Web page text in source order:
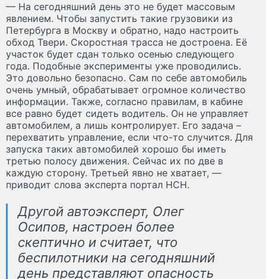
— На сегодняшний день это не будет массовым
явлением. Чтобы запустить такие грузовики из
Петербурга в Москву и обратно, надо настроить
обход Твери. Скоростная трасса не достроена. Её
участок будет сдан только осенью следующего
года. Подобные эксперименты уже проводились.
Это довольно безопасно. Сам по себе автомобиль
очень умный, обрабатывает огромное количество
информации. Также, согласно правилам, в кабине
все равно будет сидеть водитель. Он не управляет
автомобилем, а лишь контролирует. Его задача –
перехватить управление, если что-то случится. Для
запуска таких автомобилей хорошо бы иметь
третью полосу движения. Сейчас их по две в
каждую сторону. Третьей явно не хватает, —
приводит слова эксперта портал НСН.
Другой автоэксперт, Олег
Осипов, настроен более
скептично и считает, что
беспилотники на сегодняшний
день представляют опасность